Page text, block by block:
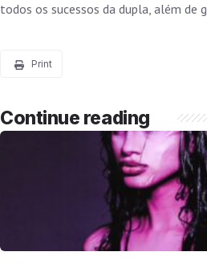
todos os sucessos da dupla, além de
Print
Continue reading